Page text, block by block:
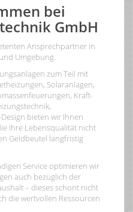
bei
GmbH
Ansprechpartner in
Umgebung.
zum Teil mit
Solaranlagen,
Kraft-
bieten wir Ihnen
Ihre Lebensqualität nicht
Geldbeutel langfristig
Service optimieren wir
auch bezüglich der
– dieses schont nicht
die wertvollen Ressourcen